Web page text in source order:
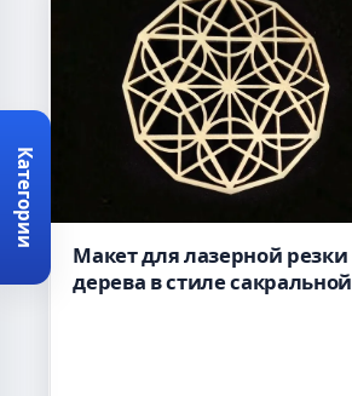
Категории
Макет для лазерной резки
дерева в стиле сакральной